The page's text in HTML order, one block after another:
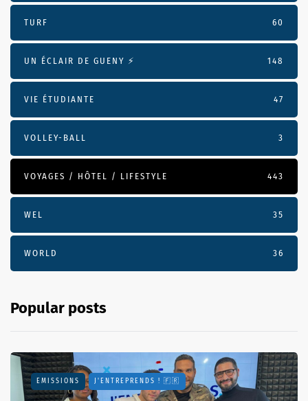
TURF 60
UN ÉCLAIR DE GUENY ⚡️ 148
VIE ÉTUDIANTE 47
VOLLEY-BALL 3
VOYAGES / HÔTEL / LIFESTYLE 443
WEL 35
WORLD 36
Popular posts
EMISSIONS J'ENTREPRENDS ! 🇫🇷